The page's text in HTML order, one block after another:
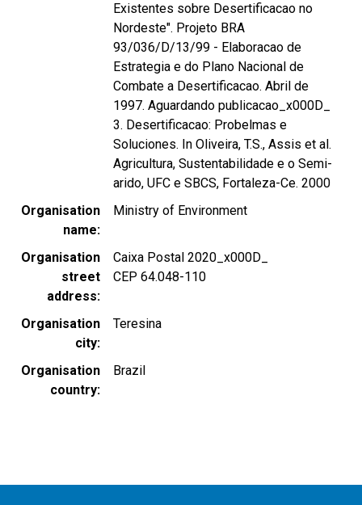
Existentes sobre Desertificacao no
Nordeste". Projeto BRA
93/036/D/13/99 - Elaboracao de
Estrategia e do Plano Nacional de
Combate a Desertificacao. Abril de
1997. Aguardando publicacao_x000D_
3. Desertificacao: Probelmas e
Soluciones. In Oliveira, T.S., Assis et al.
Agricultura, Sustentabilidade e o Semi-
arido, UFC e SBCS, Fortaleza-Ce. 2000
Organisation
name
Ministry of Environment
Organisation
street
address
Caixa Postal 2020_x000D_
CEP 64.048-110
Organisation
city
Teresina
Organisation
country
Brazil